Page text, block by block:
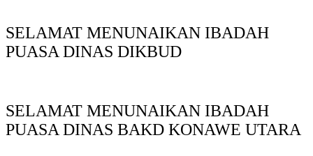
SELAMAT MENUNAIKAN IBADAH
PUASA DINAS DIKBUD
SELAMAT MENUNAIKAN IBADAH
PUASA DINAS BAKD KONAWE UTARA